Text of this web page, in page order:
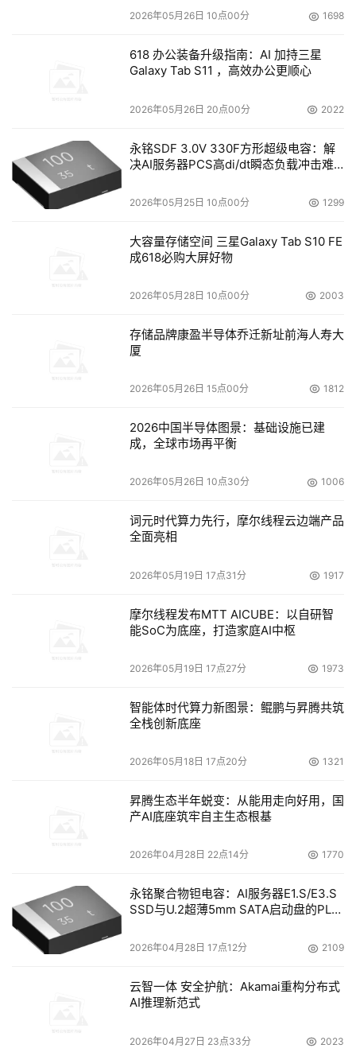
S）一致性测试等一些技术热点和规范的推出。而在网络存
令人热血沸腾的演示。
虚拟化和互操作性演示等。
今年，SNIA存储课堂 (SNIA Tutorial) 首次引入中国，在
两天的会议期间举办了8场SNIA存储课堂 (Tutorial) ，内容
涉及当前网络存储领域中备受关注的热点技术和应用。其中
包括HDS将向与会来宾近距离地展示 HDS 先进的产品与解
解决方案；博科通讯系统（中国）有限公司高级技术顾问
出了存储虚拟化这一趋势。对于虚拟化，笔者不得不向
虚拟化是一种实现对物理存储环境进行简单管理的有效
手段。简言之，虚拟化就是：无论存储资源所处的存储池的
器NSC 55 。该产品是TagmaStore通用存储平台（USP）
的延伸产品，它集高端存储功能以及虚拟化功能于一身，并
将这些先进功能统一于一个强大的、机架式企业入门级系统
中。该产品超出所有现有模块化“磁盘式存储”以及基于交换
机或其他设备的虚拟化功能，能够充分实现企业对虚拟化的
易安信（EMC）公司亦在本次大会上首次在华发布了其
监杜国强先生和EMC亚太区虚拟化产品事业发展总监Ajaz
EMC的网络存储虚拟化解决方案可以在世界前三位交换机
行。
其他方面，许多与家专家也对存储趋势作出具有相当前
SAN能以各种价位部署于更多的环境中，为存储整合、数据
保护和业务连续性提供了解决方案，并加快了直接连接存储
向网络存储的过渡。现如今虽说多家厂商能做盘阵的，都推
2026年05月26日 10点00分 1698
618 办公装备升级指南：AI 加持三星
Galaxy Tab S11 ，高效办公更顺心
2026年05月26日 20点00分 2022
永铭SDF 3.0V 330F方形超级电容：解
决AI服务器PCS高di/dt瞬态负载冲击难
2026年05月25日 10点00分 1299
大容量存储空间 三星Galaxy Tab S10 FE
成618必购大屏好物
2026年05月28日 10点00分 2003
存储品牌康盈半导体乔迁新址前海人寿大
厦
2026年05月26日 15点00分 1812
2026中国半导体图景：基础设施已建
成，全球市场再平衡
2026年05月26日 10点30分 1006
词元时代算力先行，摩尔线程云边端产品
全面亮相
2026年05月19日 17点31分 1917
摩尔线程发布MTT AICUBE：以自研智
能SoC为底座，打造家庭AI中枢
2026年05月19日 17点27分 1973
智能体时代算力新图景：鲲鹏与昇腾共筑
全栈创新底座
2026年05月18日 17点20分 1321
昇腾生态半年蜕变：从能用走向好用，国
产AI底座筑牢自主生态根基
2026年04月28日 22点14分 1770
永铭聚合物钽电容：AI服务器E1.S/E3.S
SSD与U.2超薄5mm SATA启动盘的PLP
2026年04月28日 17点12分 2109
云智一体 安全护航：Akamai重构分布式
AI推理新范式
2026年04月27日 23点33分 2023